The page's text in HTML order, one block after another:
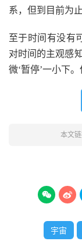
系，但到目前为
至于时间有没有
对时间的主观感
微‘暂停’一小下
本文链
 
宇宙